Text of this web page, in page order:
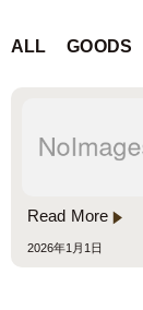
ALL GOODS
Read More
2026年1月1日